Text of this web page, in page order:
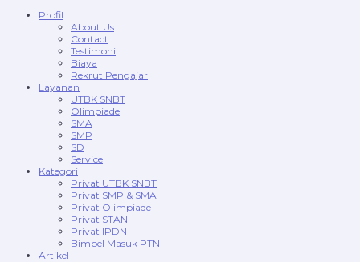
Profil
About Us
Contact
Testimoni
Biaya
Rekrut Pengajar
Layanan
UTBK SNBT
Olimpiade
SMA
SMP
SD
Service
Kategori
Privat UTBK SNBT
Privat SMP & SMA
Privat Olimpiade
Privat STAN
Privat IPDN
Bimbel Masuk PTN
Artikel